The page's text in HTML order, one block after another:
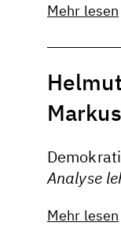
Mehr lesen
Analyse
Mehr lesen